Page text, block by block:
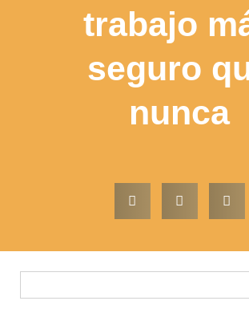
trabajo
seguro
nunca